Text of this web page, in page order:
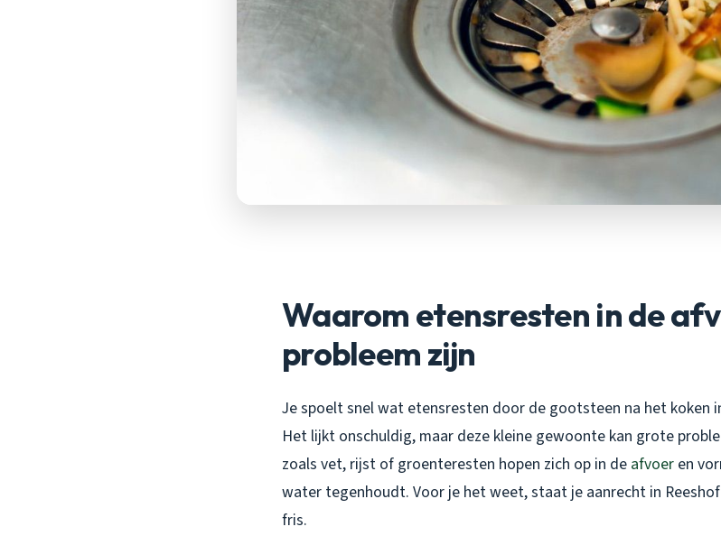
Waarom etensresten in de
probleem zijn
Je spoelt snel wat etensresten door de gootsteen na het koken
Het lijkt onschuldig, maar deze kleine gewoonte kan grote
zoals vet, rijst of groenteresten hopen zich op in de afvoer en
water tegenhoudt. Voor je het weet, staat je aanrecht in
fris.